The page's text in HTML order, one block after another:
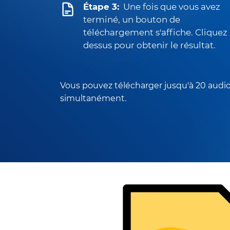
Étape 3: Une fois que vous avez
terminé, un bouton de
téléchargement s'affiche. Cliquez
dessus pour obtenir le résultat.
Vous pouvez télécharger jusqu'à 20
simultanément.